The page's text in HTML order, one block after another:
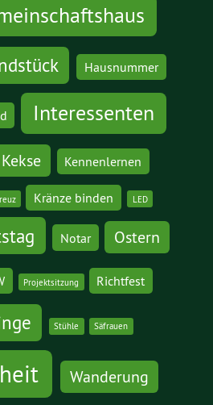
Hausnummer
Interessenten
Kekse Kennenlernen
Kränze binden LED
Notar Ostern
Projektsitzung Richtfest
Stühle Säfrauen
Wanderung